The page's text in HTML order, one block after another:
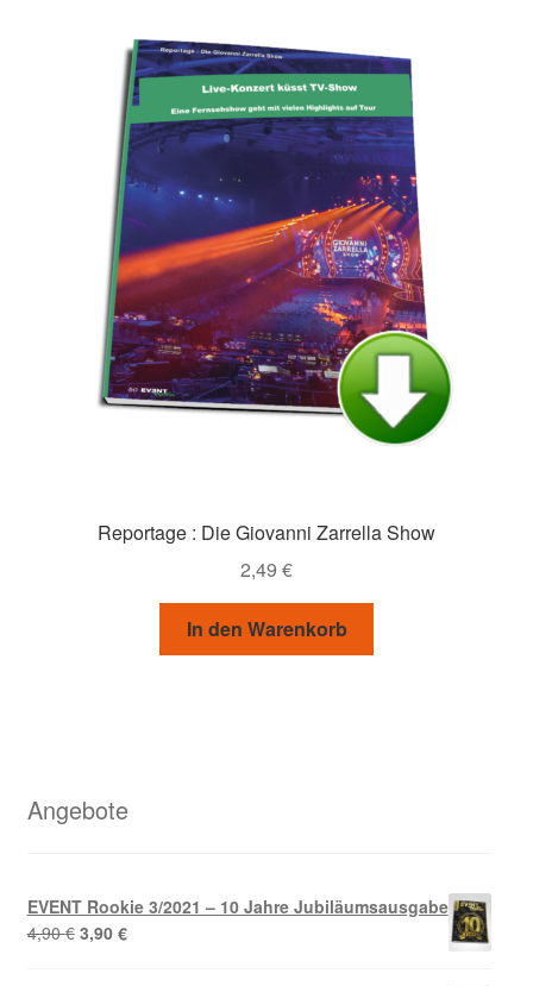
Reportage : Die Giovanni Zarrella Show
2,49 €
In den Warenkorb
Angebote
EVENT Rookie 3/2021 – 10 Jahre Jubiläumsausgabe
4,90€ Ursprünglicher
3,90 €Aktueller